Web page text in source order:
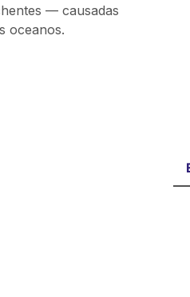
— causadas
oceanos.